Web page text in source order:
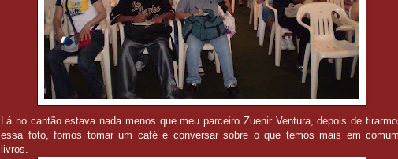
Lá no cantão estava nada menos que meu parceiro Zuenir Ventura, depois de
essa foto, fomos tomar um café e conversar sobre o que temos mais em
livros.